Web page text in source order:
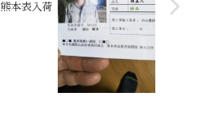
熊本表入荷